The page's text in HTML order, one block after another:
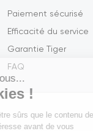
c'est nous...
Cookies !
a attendu d'être sûrs
site vous intéresse
Paiement sécurisé
Efficacité du service
Garantie Tiger
FAQ